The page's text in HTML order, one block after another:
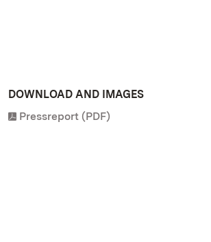
DOWNLOAD AND IMAGES
Pressreport (PDF)